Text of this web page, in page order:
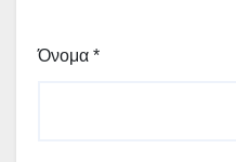
Όνομα *